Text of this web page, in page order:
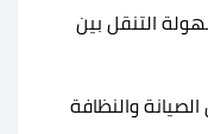
التنقل بين
والنظافة